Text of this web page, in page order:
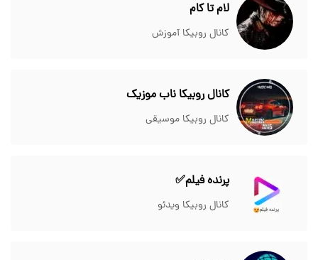
لام تا کام
کانال روبیکا آموزش
کانال روبیکا ناب موزیک
کانال روبیکا موسیقی
پرنده فیلم✅
کانال روبیکا ویدئو